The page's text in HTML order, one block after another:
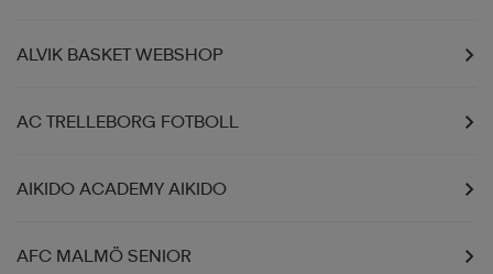
ALVIK BASKET WEBSHOP
AC TRELLEBORG FOTBOLL
AIKIDO ACADEMY AIKIDO
AFC MALMÖ SENIOR